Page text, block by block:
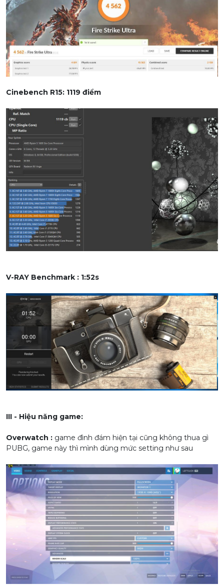
Cinebench R15: 1119 điểm
V-RAY Benchmark : 1:52s
III - Hiệu năng game:
Overwatch : game đình đám hiện tại cũng không thua gì
PUBG, game này thì mình dùng mức setting như sau